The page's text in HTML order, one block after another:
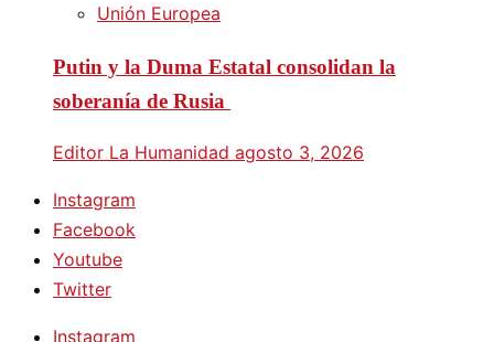
Unión Europea
Putin y la Duma Estatal consolidan la
soberanía de Rusia
Editor La Humanidad agosto 3, 2026
Instagram
Facebook
Youtube
Twitter
Instagram